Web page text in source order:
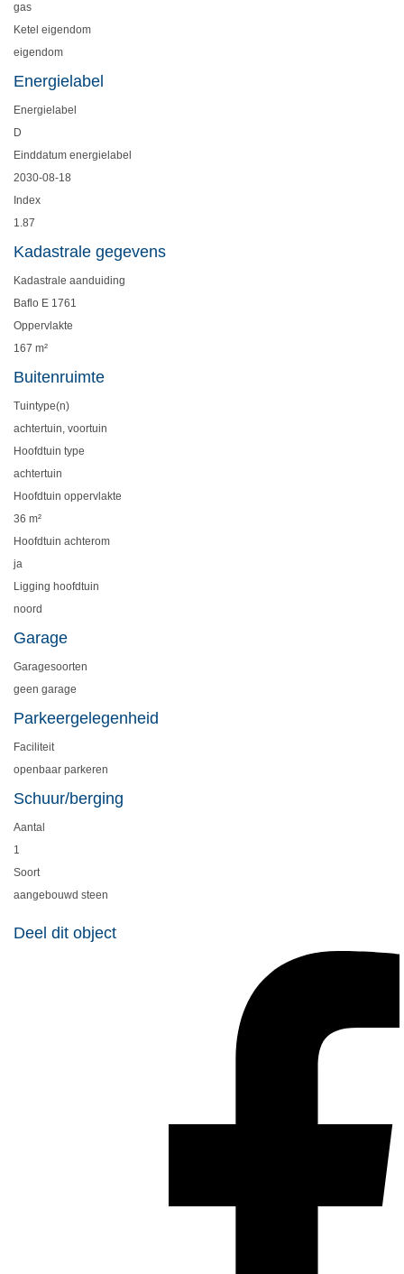
gas
Ketel eigendom
eigendom
Energielabel
Energielabel
D
Einddatum energielabel
2030-08-18
Index
1.87
Kadastrale gegevens
Kadastrale aanduiding
Baflo E 1761
Oppervlakte
167 m²
Buitenruimte
Tuintype(n)
achtertuin, voortuin
Hoofdtuin type
achtertuin
Hoofdtuin oppervlakte
36 m²
Hoofdtuin achterom
ja
Ligging hoofdtuin
noord
Garage
Garagesoorten
geen garage
Parkeergelegenheid
Faciliteit
openbaar parkeren
Schuur/berging
Aantal
1
Soort
aangebouwd steen
Deel dit object